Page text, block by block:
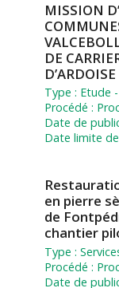
MISSION
DE
D’ARDOISE
Type : Etude -
Procédé :
Date de
Date limite
en pierre
de
chantier
Type :
Procédé :
Date de